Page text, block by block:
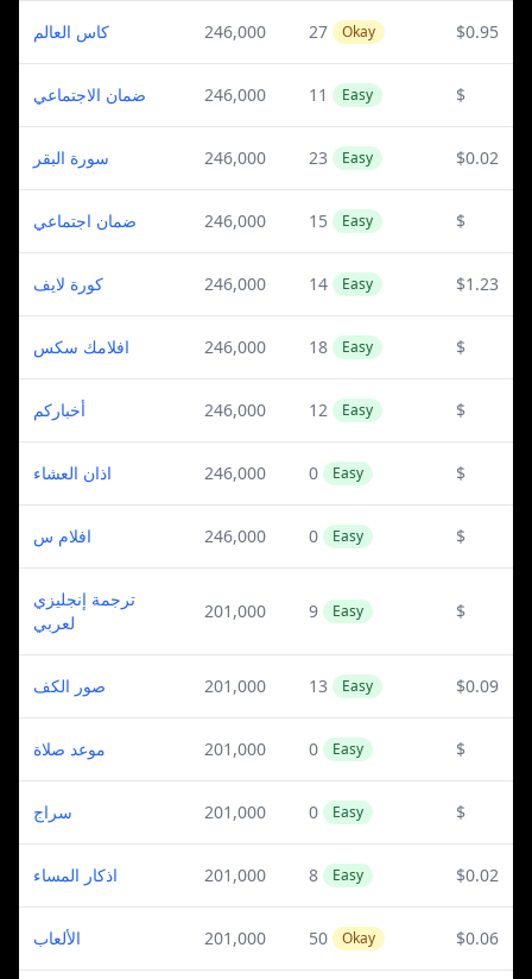
كاس العالم 246,000 27 Okay $0.95
ضمان الاجتماعي 246,000 11 Easy $
سورة البقر 246,000 23 Easy $0.02
ضمان اجتماعي 246,000 15 Easy $
كورة لايف 246,000 14 Easy $1.23
افلامك سكس 246,000 18 Easy $
أخباركم 246,000 12 Easy $
اذان العشاء 246,000 0 Easy $
افلام س 246,000 0 Easy $
ترجمة إنجليزي
لعربي
201,000 9 Easy $
صور الكف 201,000 13 Easy $0.09
موعد صلاة 201,000 0 Easy $
سراج 201,000 0 Easy $
اذكار المساء 201,000 8 Easy $0.02
الألعاب 201,000 50 Okay $0.06